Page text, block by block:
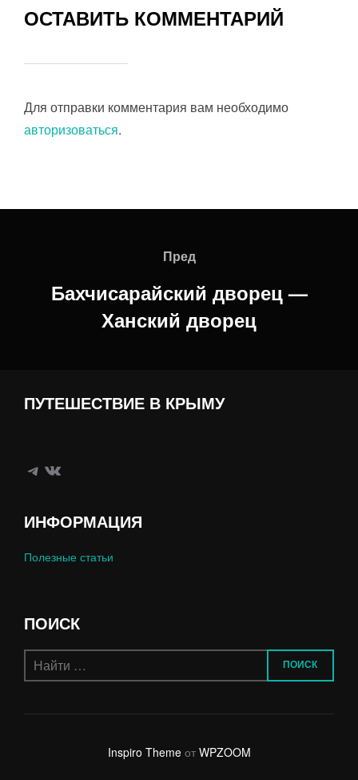
ОСТАВИТЬ КОММЕНТАРИЙ
Для отправки комментария вам необходимо
авторизоваться.
записям
Пред
Пред
Бахчисарайский дворец —
Ханский дворец
ПУТЕШЕСТВИЕ В КРЫМУ
Telegram
ВКонтакте
ИНФОРМАЦИЯ
Полезные статьи
ПОИСК
Поиск
по:
ПОИСК
Inspiro Themeот WPZOOM